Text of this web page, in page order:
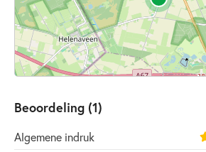
Beoordeling (1)
Algemene indruk